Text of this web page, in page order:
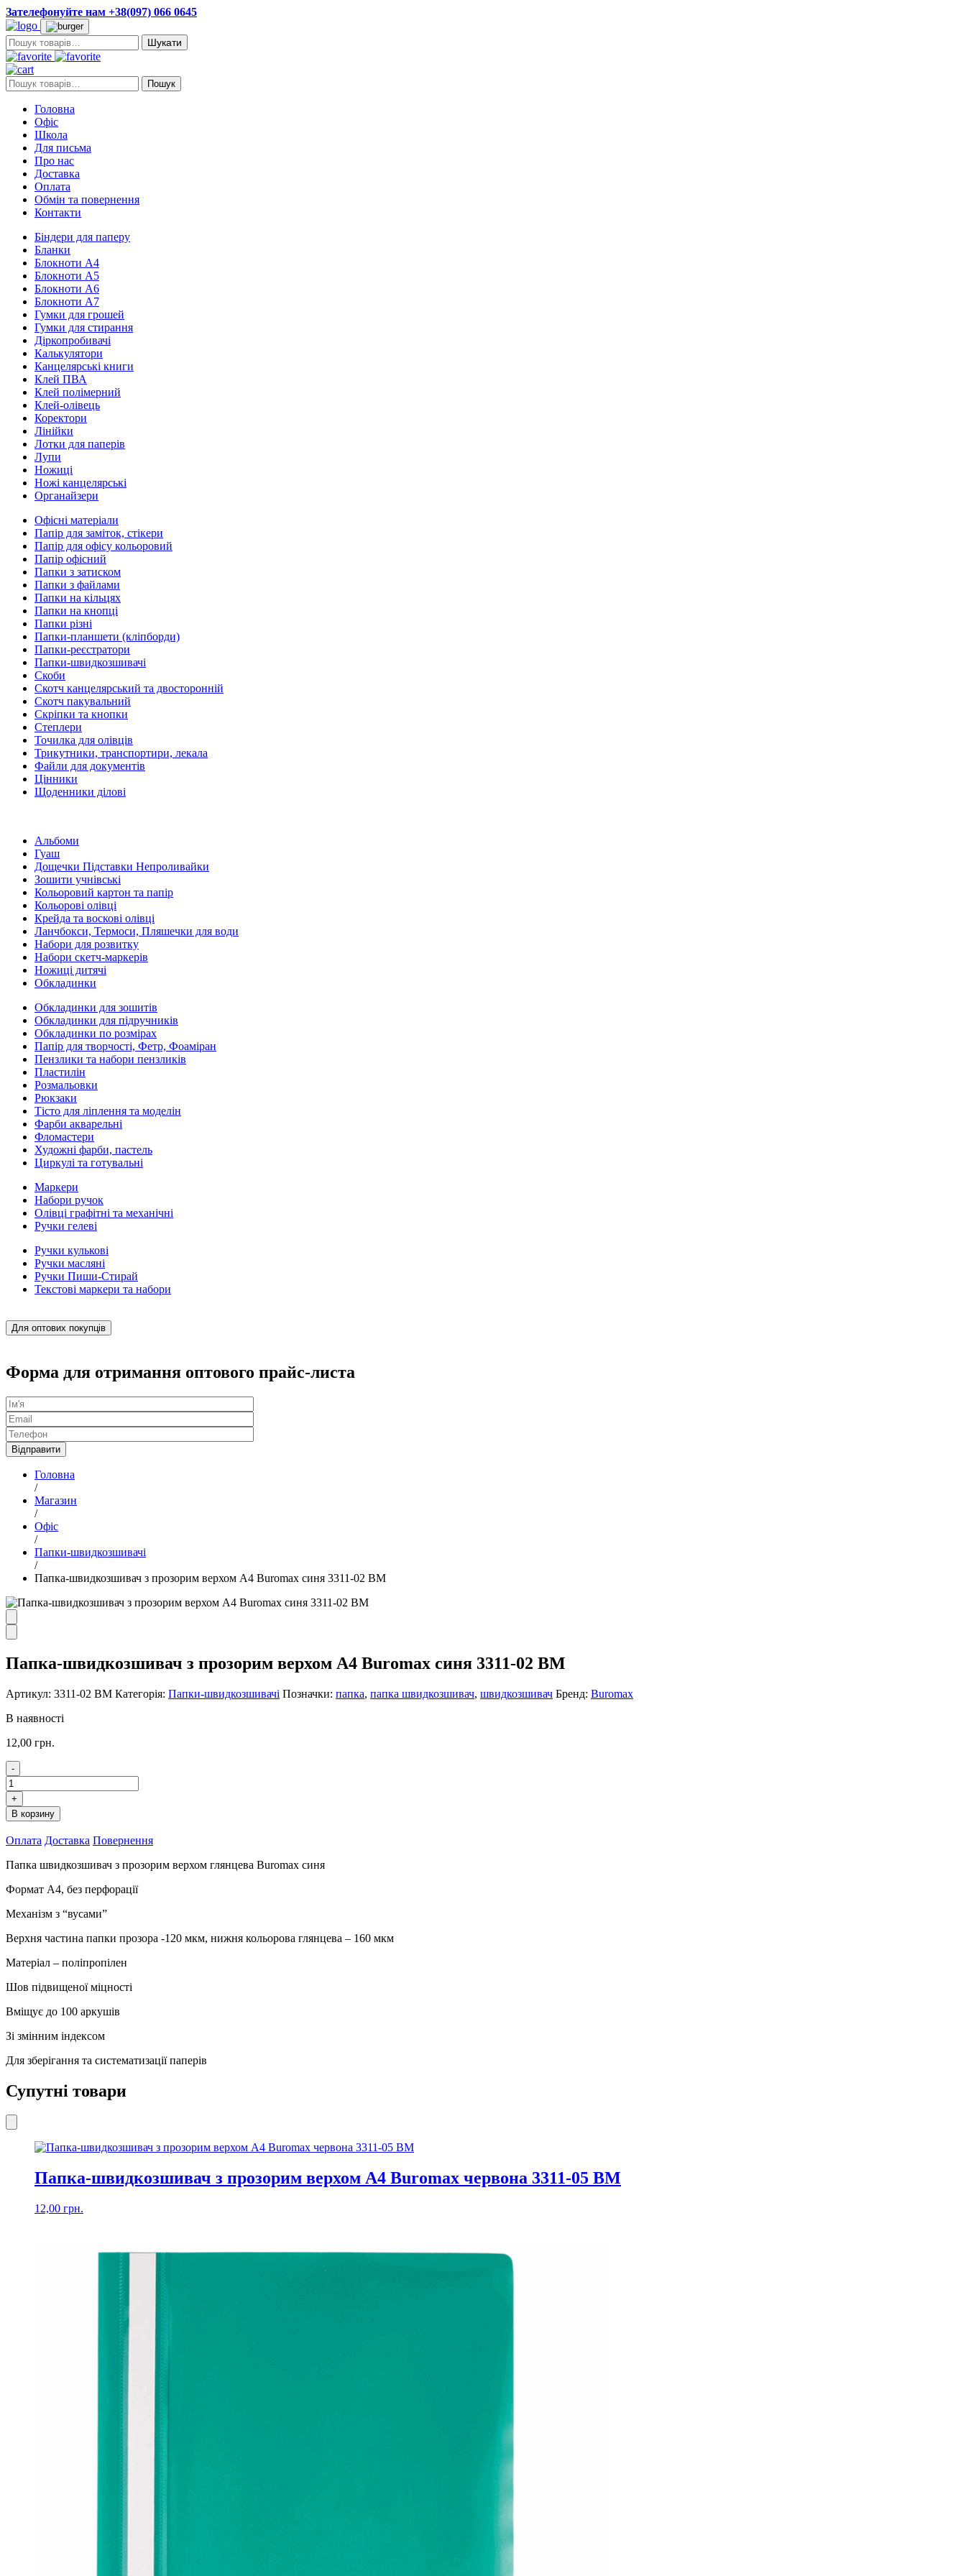
Зателефонуйте нам +38(097) 066 0645
Пошук:
Пошук: Пошук
Головна
Офіс
Школа
Для письма
Про нас
Доставка
Оплата
Обмін та повернення
Контакти
Біндери для паперу
Бланки
Блокноти А4
Блокноти А5
Блокноти А6
Блокноти А7
Гумки для грошей
Гумки для стирання
Діркопробивачі
Калькулятори
Канцелярські книги
Клей ПВА
Клей полімерний
Клей-олівець
Коректори
Лінійки
Лотки для паперів
Лупи
Ножиці
Ножі канцелярські
Органайзери
Офісні матеріали
Папір для заміток, стікери
Папір для офісу кольоровий
Папір офісний
Папки з затиском
Папки з файлами
Папки на кільцях
Папки на кнопці
Папки різні
Папки-планшети (кліпборди)
Папки-реєстратори
Папки-швидкозшивачі
Скоби
Скотч канцелярський та двосторонній
Скотч пакувальний
Скріпки та кнопки
Степлери
Точилка для олівців
Трикутники, транспортири, лекала
Файли для документів
Цінники
Щоденники ділові
Альбоми
Гуаш
Дощечки Підставки Непроливайки
Зошити учнівські
Кольоровий картон та папір
Кольорові олівці
Крейда та воскові олівці
Ланчбокси, Термоси, Пляшечки для води
Набори для розвитку
Набори скетч-маркерів
Ножиці дитячі
Обкладинки
Обкладинки для зошитів
Обкладинки для підручників
Обкладинки по розмірах
Папір для творчості, Фетр, Фоаміран
Пензлики та набори пензликів
Пластилін
Розмальовки
Рюкзаки
Тісто для ліплення та моделін
Фарби акварельні
Фломастери
Художні фарби, пастель
Циркулі та готувальні
Маркери
Набори ручок
Олівці графітні та механічні
Ручки гелеві
Ручки кулькові
Ручки масляні
Ручки Пиши-Стирай
Текстові маркери та набори
Для оптових покупців
Форма для отримання оптового прайс-листа
Головна
/
Магазин
/
Офіс
/
Папки-швидкозшивачі
/
Папка-швидкозшивач з прозорим верхом А4 Buromax синя 3311-02 BM
Папка-швидкозшивач з прозорим верхом А4 Buromax синя 3311-02 BM
Артикул: 3311-02 BM Категорія: Папки-швидкозшивачі Позначки: папка, папка швидкозшивач, швидкозшивач Бренд: Buromax
В наявності
12,00 грн.
-
Папка-
швидкозшивач
з
прозорим
А4
Buromax
синя
3311-
BM
+
В корзину
Оплата Доставка Повернення
Папка швидкозшивач з прозорим верхом глянцева Buromax синя
Формат А4, без перфорації
Механізм з “вусами”
Верхня частина папки прозора -120 мкм, нижня кольорова глянцева – 160 мкм
Матеріал – поліпропілен
Шов підвищеної міцності
Вміщує до 100 аркушів
Зі змінним індексом
Для зберігання та систематизації паперів
Супутні товари
Папка-швидкозшивач з прозорим верхом А4 Buromax червона 3311-05 BM
12,00 грн.